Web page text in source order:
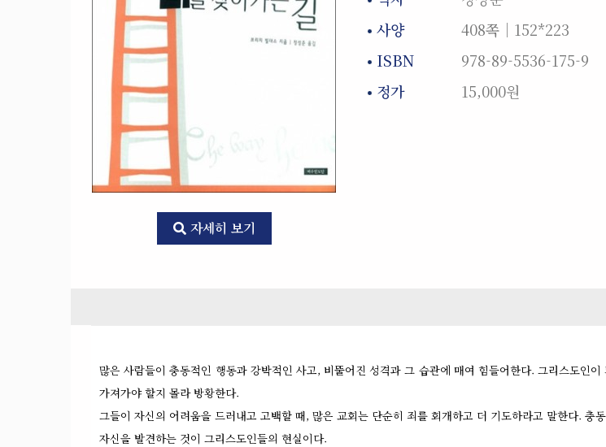
자세히 보기
사양
408쪽│152*223
ISBN
978-89-5536-175-9
정가
15,000원
많은 사람들이 충동적인 행동과 강박적인 사고, 비뚤어진 성격과 그 습관에 매여 힘들어한다. 그리스도인
가져가야 할지 몰라 방황한다.
그들이 자신의 어려움을 드러내고 고백할 때, 많은 교회는 단순히 죄를 회개하고 더 기도하라고 말한다.
자신을 발견하는 것이 그리스도인들의 현실이다.